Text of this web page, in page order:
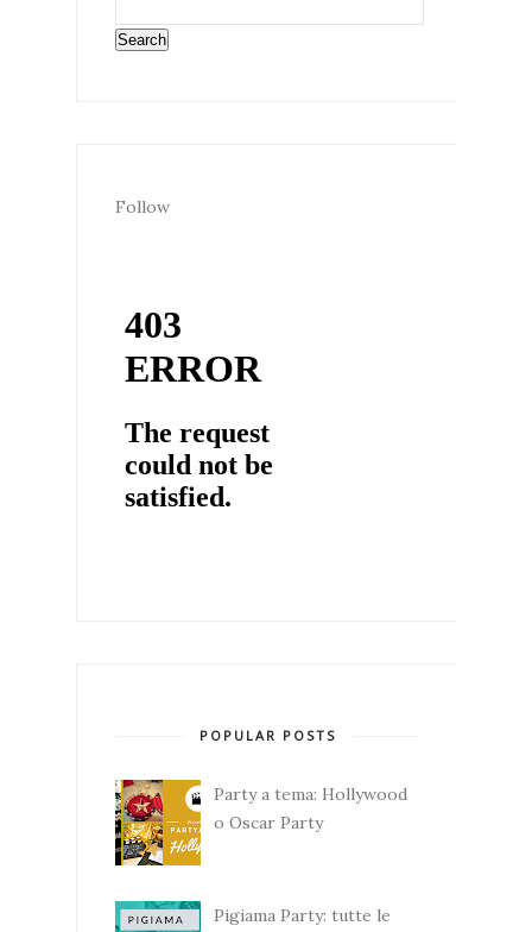
Follow
POPULAR POSTS
Party a tema: Hollywood
o Oscar Party
Pigiama Party: tutte le